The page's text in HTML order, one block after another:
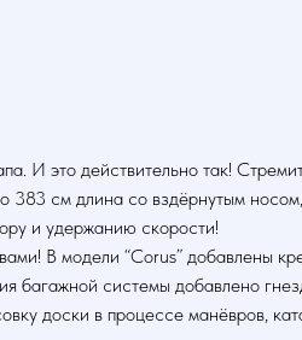
И это действительно так!
383 см длина со вздёрнутым
и удержанию скорости!
В модели “Corus” добавлены
багажной системы добавлено
доски в процессе манёвров,